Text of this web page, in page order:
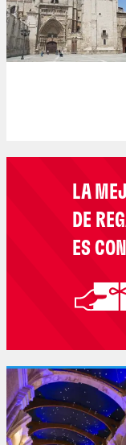
LA
DE
ES